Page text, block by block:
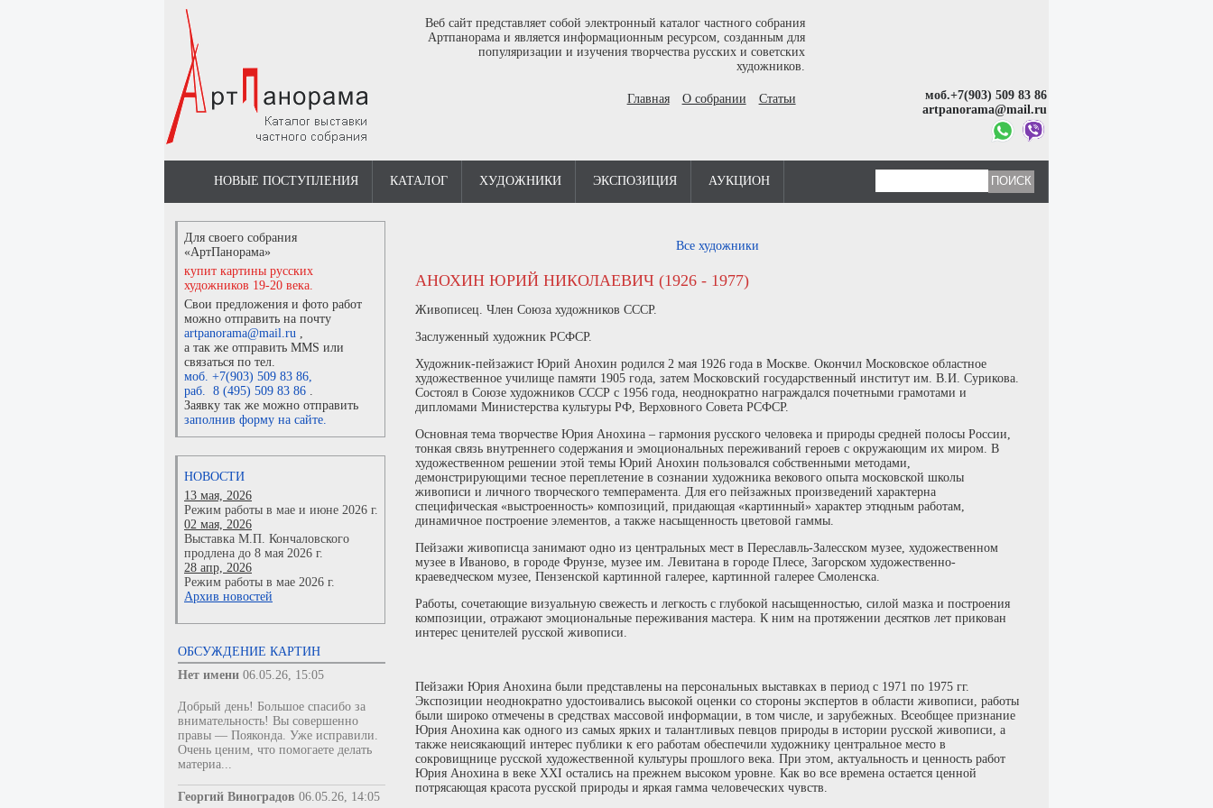
Веб сайт представляет собой электронный каталог частного собрания
Артпанорама и является информационным ресурсом, созданным для
популяризации и изучения творчества русских и советских
художников.
Главная О собрании Статьи
моб.+7(903) 509 83 86
artpanorama@mail.ru
НОВЫЕ ПОСТУПЛЕНИЯ КАТАЛОГ ХУДОЖНИКИ ЭКСПОЗИЦИЯ АУКЦИОН
Для своего собрания
«АртПанорама»
купит картины русских
художников 19-20 века.
Свои предложения и фото работ
можно отправить на почту
artpanorama@mail.ru ,
а так же отправить MMS или
связаться по тел.
моб. +7(903) 509 83 86,
раб. 8 (495) 509 83 86 .
Заявку так же можно отправить
заполнив форму на сайте.
НОВОСТИ
13 мая, 2026
Режим работы в мае и июне 2026 г.
02 мая, 2026
Выставка М.П. Кончаловского
продлена до 8 мая 2026 г.
28 апр, 2026
Режим работы в мае 2026 г.
Архив новостей
ОБСУЖДЕНИЕ КАРТИН
Нет имени 06.05.26, 15:05
Добрый день! Большое спасибо за
внимательность! Вы совершенно
правы — Пояконда. Уже исправили.
Очень ценим, что помогаете делать
материа...
Георгий Виноградов 06.05.26, 14:05
Все художники
АНОХИН ЮРИЙ НИКОЛАЕВИЧ (1926 - 1977)
Живописец. Член Союза художников СССР.
Заслуженный художник РСФСР.
Художник-пейзажист Юрий Анохин родился 2 мая 1926 года в Москве. Окончил Московское областное
художественное училище памяти 1905 года, затем Московский государственный институт им. В.И. Сурикова.
Состоял в Союзе художников СССР с 1956 года, неоднократно награждался почетными грамотами и
дипломами Министерства культуры РФ, Верховного Совета РСФСР.
Основная тема творчестве Юрия Анохина – гармония русского человека и природы средней полосы России,
тонкая связь внутреннего содержания и эмоциональных переживаний героев с окружающим их миром. В
художественном решении этой темы Юрий Анохин пользовался собственными методами,
демонстрирующими тесное переплетение в сознании художника векового опыта московской школы
живописи и личного творческого темперамента. Для его пейзажных произведений характерна
специфическая «выстроенность» композиций, придающая «картинный» характер этюдным работам,
динамичное построение элементов, а также насыщенность цветовой гаммы.
Пейзажи живописца занимают одно из центральных мест в Переславль-Залесском музее, художественном
музее в Иваново, в городе Фрунзе, музее им. Левитана в городе Плесе, Загорском художественно-
краеведческом музее, Пензенской картинной галерее, картинной галерее Смоленска.
Работы, сочетающие визуальную свежесть и легкость с глубокой насыщенностью, силой мазка и построения
композиции, отражают эмоциональные переживания мастера. К ним на протяжении десятков лет прикован
интерес ценителей русской живописи.
Пейзажи Юрия Анохина были представлены на персональных выставках в период с 1971 по 1975 гг.
Экспозиции неоднократно удостоивались высокой оценки со стороны экспертов в области живописи, работы
были широко отмечены в средствах массовой информации, в том числе, и зарубежных. Всеобщее признание
Юрия Анохина как одного из самых ярких и талантливых певцов природы в истории русской живописи, а
также неисякающий интерес публики к его работам обеспечили художнику центральное место в
сокровищнице русской художественной культуры прошлого века. При этом, актуальность и ценность работ
Юрия Анохина в веке XXI остались на прежнем высоком уровне. Как во все времена остается ценной
потрясающая красота русской природы и яркая гамма человеческих чувств.